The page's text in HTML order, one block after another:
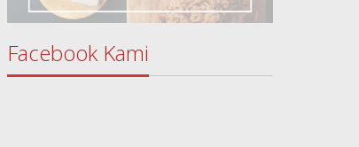
Facebook Kami